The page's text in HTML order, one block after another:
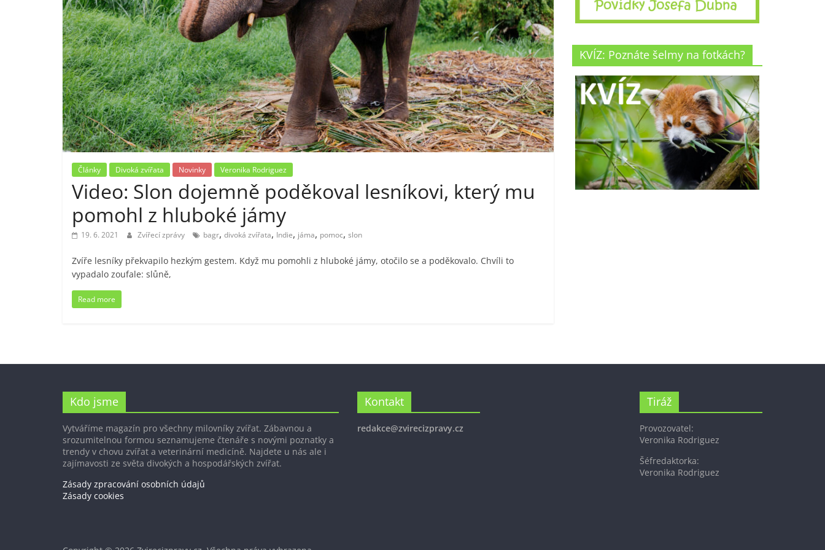
Články Divoká zvířata Novinky Veronika Rodriguez
Video: Slon dojemně poděkoval lesníkovi, který mu
pomohl z hluboké jámy
19. 6. 2021 Zvířecí zprávy bagr, divoká zvířata, Indie, jáma, pomoc, slon
Zvíře lesníky překvapilo hezkým gestem. Když mu pomohli z hluboké jámy, otočilo se a poděkovalo. Chvíli to
vypadalo zoufale: slůně,
Read more
KVÍZ: Poznáte šelmy na fotkách?
Kdo jsme
Vytváříme magazín pro všechny milovníky zvířat. Zábavnou a
srozumitelnou formou seznamujeme čtenáře s novými poznatky a
trendy v chovu zvířat a veterinární medicíně. Najdete u nás ale i
zajímavosti ze světa divokých a hospodářských zvířat.
Zásady zpracování osobních údajů
Zásady cookies
Kontakt
redakce@zvirecizpravy.cz
Tiráž
Provozovatel:
Veronika Rodriguez
Šéfredaktorka:
Veronika Rodriguez